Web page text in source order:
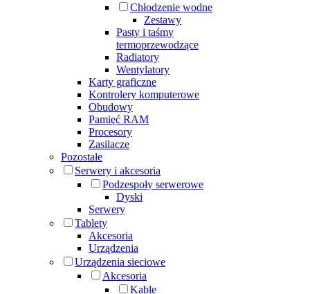
Chłodzenie wodne
Zestawy
Pasty i taśmy
termoprzewodzące
Radiatory
Wentylatory
Karty graficzne
Kontrolery komputerowe
Obudowy
Pamięć RAM
Procesory
Zasilacze
Pozostałe
Serwery i akcesoria
Podzespoły serwerowe
Dyski
Serwery
Tablety
Akcesoria
Urządzenia
Urządzenia sieciowe
Akcesoria
Kable